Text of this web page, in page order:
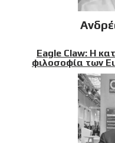
Eagle Claw: Η
φιλοσοφία των